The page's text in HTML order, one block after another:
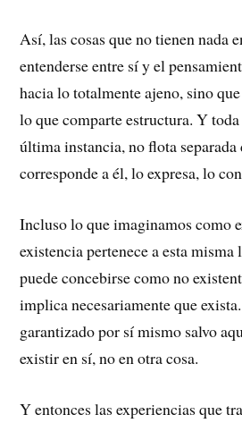
Así, las cosas que no tienen nada
entenderse entre sí y el
hacia lo totalmente ajeno, sino
lo que comparte estructura. Y
última instancia, no flota
corresponde a él, lo expresa, lo
Incluso lo que imaginamos como
existencia pertenece a esta
puede concebirse como no
implica necesariamente que
garantizado por sí mismo salvo
existir en sí, no en otra cosa.
Y entonces las experiencias que